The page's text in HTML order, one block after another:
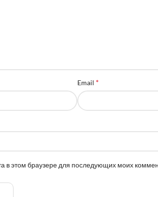
Email *
в этом браузере для последующих моих